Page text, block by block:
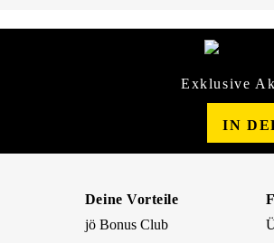
Exklusive
IN
Deine Vorteile
jö Bonus Club